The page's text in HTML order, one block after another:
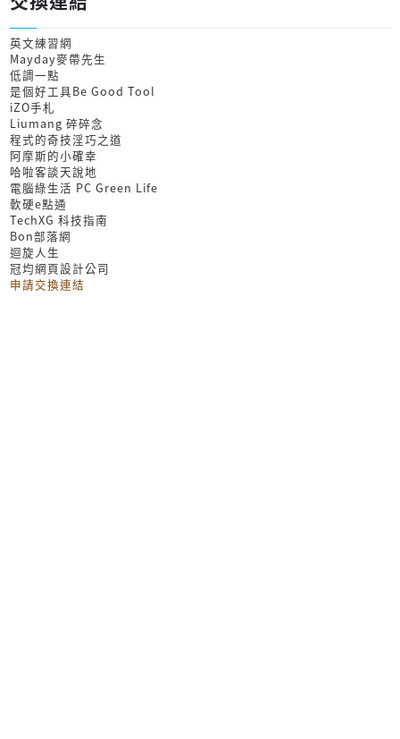
英文練習網
Mayday麥帶先生
低調一點
是個好工具Be Good Tool
iZO手札
Liumang 碎碎念
程式的奇技淫巧之道
阿摩斯的小確幸
哈啦客談天說地
電腦綠生活 PC Green Life
軟硬e點通
TechXG 科技指南
Bon部落網
迴旋人生
冠均網頁設計公司
申請交換連結